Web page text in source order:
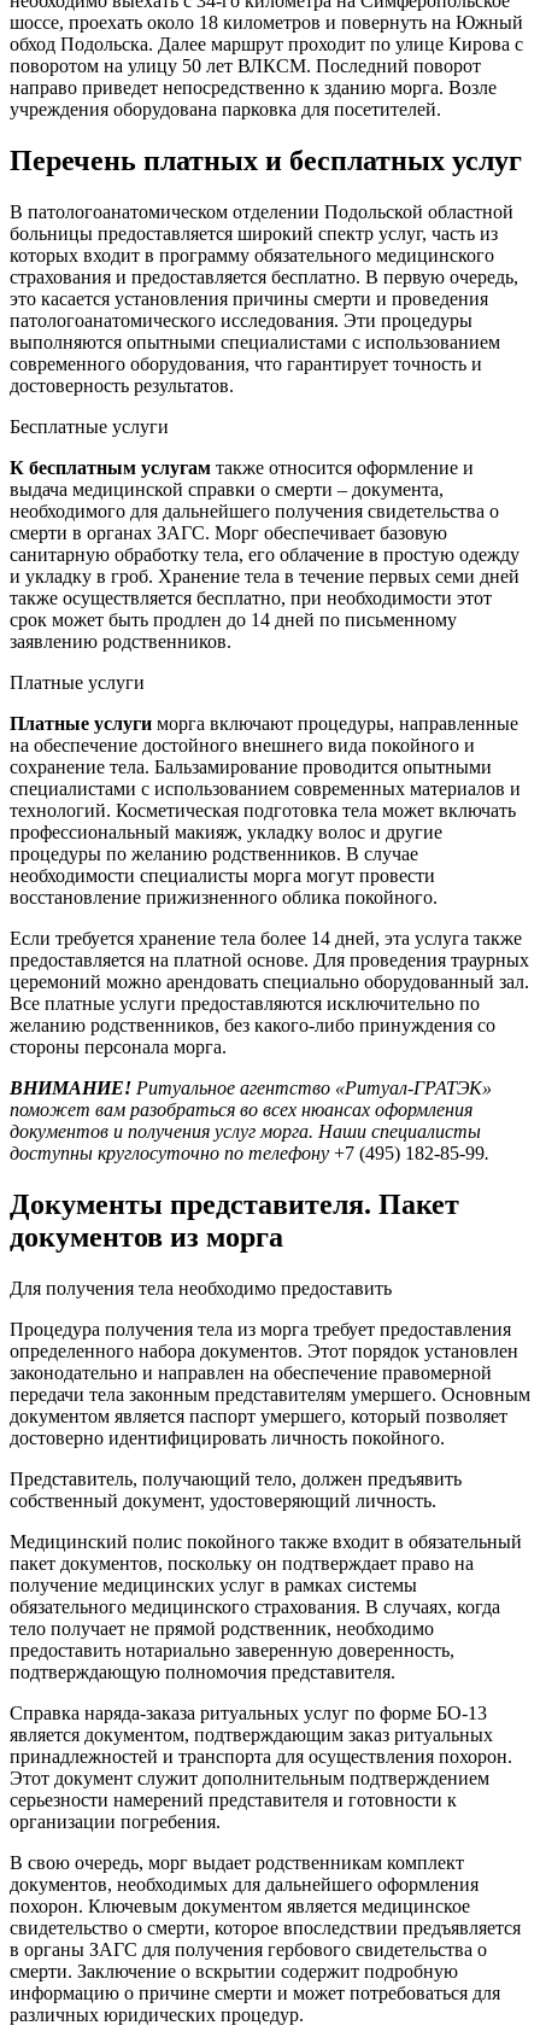
шоссе, проехать около 18 километров и повернуть на Южный
обход Подольска. Далее маршрут проходит по улице Кирова с
поворотом на улицу 50 лет ВЛКСМ. Последний поворот
направо приведет непосредственно к зданию морга. Возле
учреждения оборудована парковка для посетителей.
Перечень платных и бесплатных услуг
В патологоанатомическом отделении Подольской областной
больницы предоставляется широкий спектр услуг, часть из
которых входит в программу обязательного медицинского
страхования и предоставляется бесплатно. В первую очередь,
это касается установления причины смерти и проведения
патологоанатомического исследования. Эти процедуры
выполняются опытными специалистами с использованием
современного оборудования, что гарантирует точность и
достоверность результатов.
Бесплатные услуги
К бесплатным услугам также относится оформление и
выдача медицинской справки о смерти – документа,
необходимого для дальнейшего получения свидетельства о
смерти в органах ЗАГС. Морг обеспечивает базовую
санитарную обработку тела, его облачение в простую одежду
и укладку в гроб. Хранение тела в течение первых семи дней
также осуществляется бесплатно, при необходимости этот
срок может быть продлен до 14 дней по письменному
заявлению родственников.
Платные услуги
Платные услуги морга включают процедуры, направленные
на обеспечение достойного внешнего вида покойного и
сохранение тела. Бальзамирование проводится опытными
специалистами с использованием современных материалов и
технологий. Косметическая подготовка тела может включать
профессиональный макияж, укладку волос и другие
процедуры по желанию родственников. В случае
необходимости специалисты морга могут провести
восстановление прижизненного облика покойного.
Если требуется хранение тела более 14 дней, эта услуга также
предоставляется на платной основе. Для проведения траурных
церемоний можно арендовать специально оборудованный зал.
Все платные услуги предоставляются исключительно по
желанию родственников, без какого-либо принуждения со
стороны персонала морга.
ВНИМАНИЕ! Ритуальное агентство «Ритуал-ГРАТЭК»
поможет вам разобраться во всех нюансах оформления
документов и получения услуг морга. Наши специалисты
доступны круглосуточно по телефону +7 (495) 182-85-99.
Документы представителя. Пакет
документов из морга
Для получения тела необходимо предоставить
Процедура получения тела из морга требует предоставления
определенного набора документов. Этот порядок установлен
законодательно и направлен на обеспечение правомерной
передачи тела законным представителям умершего. Основным
документом является паспорт умершего, который позволяет
достоверно идентифицировать личность покойного.
Представитель, получающий тело, должен предъявить
собственный документ, удостоверяющий личность.
Медицинский полис покойного также входит в обязательный
пакет документов, поскольку он подтверждает право на
получение медицинских услуг в рамках системы
обязательного медицинского страхования. В случаях, когда
тело получает не прямой родственник, необходимо
предоставить нотариально заверенную доверенность,
подтверждающую полномочия представителя.
Справка наряда-заказа ритуальных услуг по форме БО-13
является документом, подтверждающим заказ ритуальных
принадлежностей и транспорта для осуществления похорон.
Этот документ служит дополнительным подтверждением
серьезности намерений представителя и готовности к
организации погребения.
В свою очередь, морг выдает родственникам комплект
документов, необходимых для дальнейшего оформления
похорон. Ключевым документом является медицинское
свидетельство о смерти, которое впоследствии предъявляется
в органы ЗАГС для получения гербового свидетельства о
смерти. Заключение о вскрытии содержит подробную
информацию о причине смерти и может потребоваться для
различных юридических процедур.